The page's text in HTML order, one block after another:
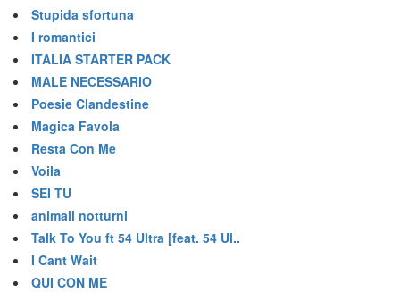
Stupida sfortuna
I romantici
ITALIA STARTER PACK
MALE NECESSARIO
Poesie Clandestine
Magica Favola
Resta Con Me
Voila
SEI TU
animali notturni
Talk To You ft 54 Ultra [feat. 54 Ul..
I Cant Wait
QUI CON ME